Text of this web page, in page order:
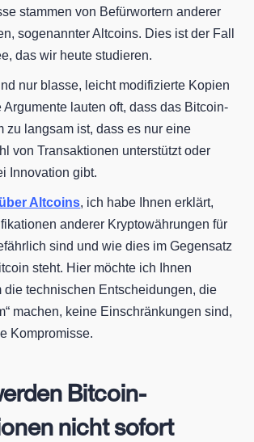
stammen von Befürwortern anderer
sogenannter Altcoins. Dies ist der Fall
das wir heute studieren.
nur blasse, leicht modifizierte Kopien
Argumente lauten oft, dass das Bitcoin-
zu langsam ist, dass es nur eine
von Transaktionen unterstützt oder
Innovation gibt.
Altcoins, ich habe Ihnen erklärt,
anderer Kryptowährungen für
sind und wie dies im Gegensatz
steht. Hier möchte ich Ihnen
die technischen Entscheidungen, die
machen, keine Einschränkungen sind,
Kompromisse.
Bitcoin-
nicht sofort